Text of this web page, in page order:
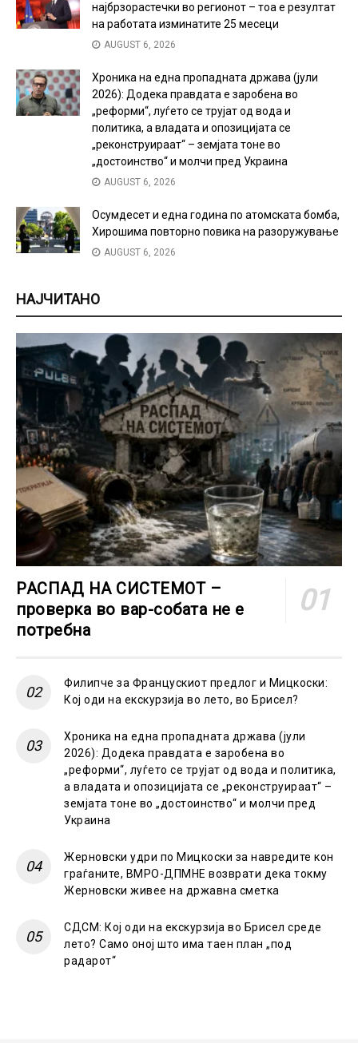
најбрзорастечки во регионот – тоа е резултат
на работата изминатите 25 месеци
AUGUST 6, 2026
Хроника на една пропадната држава (јули
2026): Додека правдата е заробена во
„реформи“, луѓето се трујат од вода и
политика, а владата и опозицијата се
„реконструираат“ – земјата тоне во
„достоинство“ и молчи пред Украина
AUGUST 6, 2026
Осумдесет и една година по атомската бомба,
Хирошима повторно повика на разоружување
AUGUST 6, 2026
НАЈЧИТАНО
РАСПАД НА СИСТЕМОТ –
проверка во вар-собата не е
потребна
Филипче за Францускиот предлог и Мицкоски:
Кој оди на екскурзија во лето, во Брисел?
Хроника на една пропадната држава (јули
2026): Додека правдата е заробена во
„реформи“, луѓето се трујат од вода и политика,
а владата и опозицијата се „реконструираат“ –
земјата тоне во „достоинство“ и молчи пред
Украина
Жерновски удри по Мицкоски за навредите кон
граѓаните, ВМРО-ДПМНЕ возврати дека токму
Жерновски живее на државна сметка
СДСМ: Кој оди на екскурзија во Брисел среде
лето? Само оној што има таен план „под
радарот“